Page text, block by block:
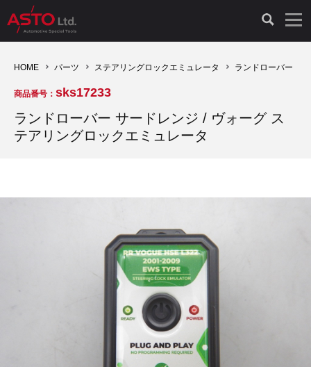
診断機（16）
キープログラマー（4）
診断テスター（10）
キープログラマー（20）
安定化電源ユニット（8）
バッテリーテスター（4）
古い車両用診断テスター（10）
バイク用診断テスター（7）
HCB TOOLS（45）
AST TOOLS（51）
イタリア/フランス車（27）
オシロスコープ（2）
オシロ関連商品（9）
ドイツ車（427）
イタリア/フランス車（145）
スウェーデン車（45）
ブレーキキャリパーリペアキット（368）
現品修理（77）
リビルト品（58）
イモビライザーOFF（1）
オシロスコープ（10）
アクセサリー（13）
HOME パーツ ステアリングロックエミュレータ ランドローバー
商品番号： sks17233
ランドローバー サードレンジ / ヴォーグ ス
テアリングロックエミュレータ